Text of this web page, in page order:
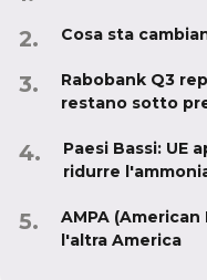
Cosa sta
Rabobank Q3
restano sotto
Paesi Bassi: UE
ridurre
AMPA
l'altra America